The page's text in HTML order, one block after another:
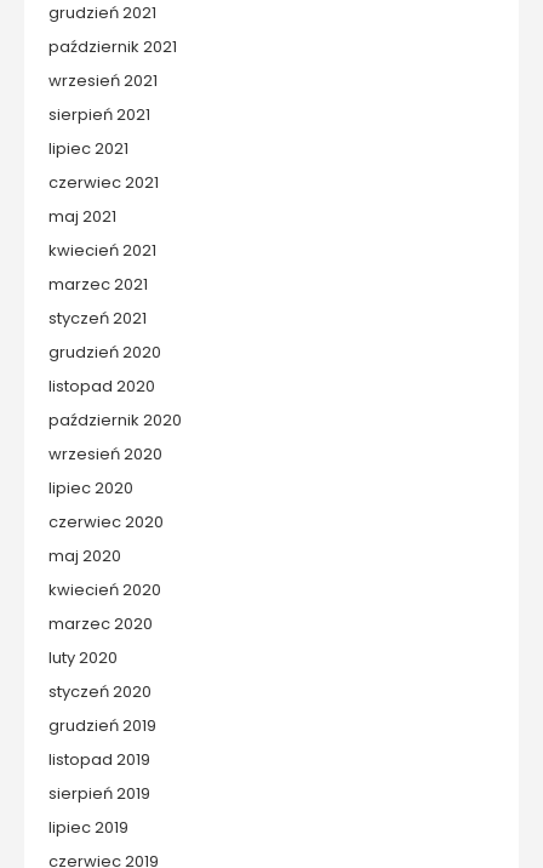
grudzień 2021
październik 2021
wrzesień 2021
sierpień 2021
lipiec 2021
czerwiec 2021
maj 2021
kwiecień 2021
marzec 2021
styczeń 2021
grudzień 2020
listopad 2020
październik 2020
wrzesień 2020
lipiec 2020
czerwiec 2020
maj 2020
kwiecień 2020
marzec 2020
luty 2020
styczeń 2020
grudzień 2019
listopad 2019
sierpień 2019
lipiec 2019
czerwiec 2019